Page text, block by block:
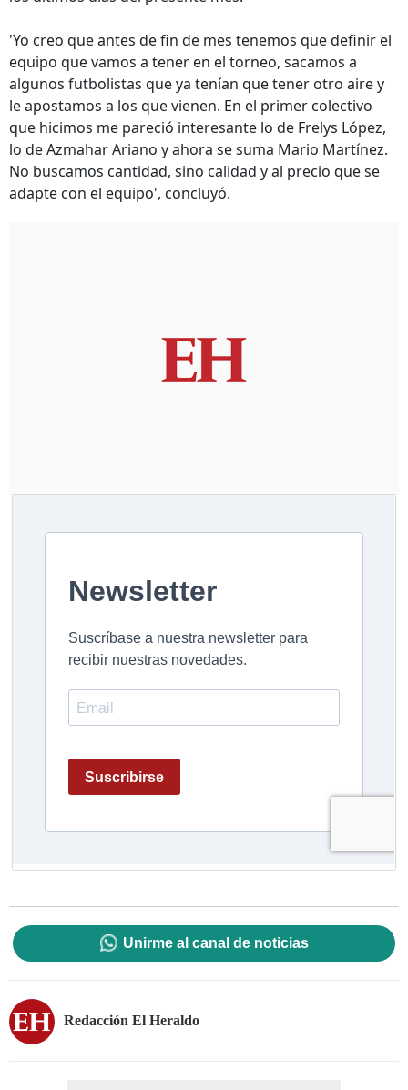
'Yo creo que antes de fin de mes tenemos que definir el
equipo que vamos a tener en el torneo, sacamos a
algunos futbolistas que ya tenían que tener otro aire y
le apostamos a los que vienen. En el primer colectivo
que hicimos me pareció interesante lo de Frelys López,
lo de Azmahar Ariano y ahora se suma Mario Martínez.
No buscamos cantidad, sino calidad y al precio que se
adapte con el equipo', concluyó.
Unirme al canal de noticias
Redacción El Heraldo